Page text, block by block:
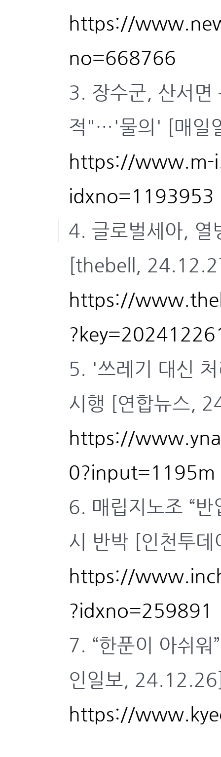
https://
no=668766
3. 장수군, 산서면
적"…'물의' [매일
https://www.m-
idxno=1193953
4. 글로벌세아, 열
[thebell,
https://
5. '쓰레기 대신
시행 [연합뉴스,
https://
0?input=1195m
6. 매립지노조 “
시 반박 [인천투
https://
?idxno=259891
7. “한푼이 아쉬
인일보,
https://